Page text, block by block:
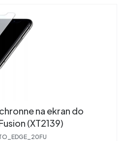
na ekran do
(XT2139)